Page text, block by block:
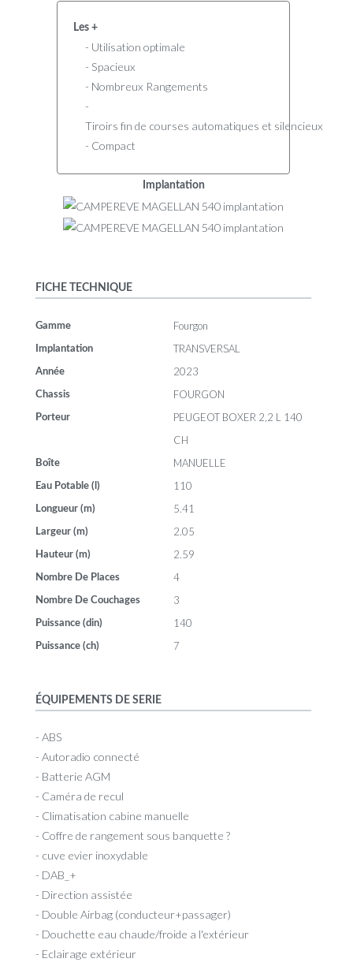
Les +
- Utilisation optimale
- Spacieux
- Nombreux Rangements
-
Tiroirs fin de courses automatiques et silencieux
- Compact
Implantation
FICHE TECHNIQUE
Gamme Fourgon
Implantation TRANSVERSAL
Année 2023
Chassis FOURGON
Porteur
PEUGEOT BOXER 2,2 L 140
CH
Boîte MANUELLE
Eau Potable (l) 110
Longueur (m) 5.41
Largeur (m) 2.05
Hauteur (m) 2.59
Nombre De Places 4
Nombre De Couchages 3
Puissance (din) 140
Puissance (ch) 7
ÉQUIPEMENTS DE SERIE
- ABS
- Autoradio connecté
- Batterie AGM
- Caméra de recul
- Climatisation cabine manuelle
- Coffre de rangement sous banquette ?
- cuve evier inoxydable
- DAB_+
- Direction assistée
- Double Airbag (conducteur+passager)
- Douchette eau chaude/froide a l'extérieur
- Eclairage extérieur